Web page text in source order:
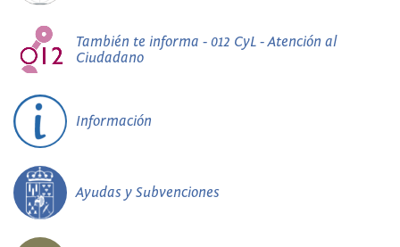
También te informa - 012 CyL - Atención al
Ciudadano
Información
Ayudas y Subvenciones